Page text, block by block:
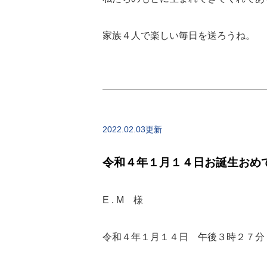
家族４人で楽しい毎日を送ろうね。
2022.02.03更新
令和４年１月１４日お誕生おめ
E . M 様
令和４年１月１４日 午後３時２７分